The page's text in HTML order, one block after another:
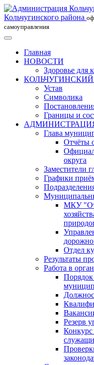
Кольчугинского района
самоуправления
Главная
НОВОСТИ
Здоровье для
Устав
Символика
Границы и
Глава
Отчёты
округа
Заместители
Графики
МКУ
Отдел
Результаты
Работа в
Порядок
Резерв